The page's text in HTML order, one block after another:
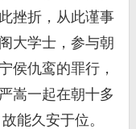
挫折，从此谨事
大学士，参与朝
侯仇鸾的罪行，
嵩一起在朝十多
能久安于位。